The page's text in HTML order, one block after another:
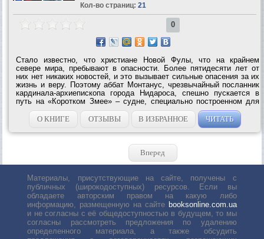
Кол-во страниц: 21
0
Стало известно, что христиане Новой Фулы, что на крайнем
севере мира, пребывают в опасности. Более пятидесяти лет от
них нет никаких новостей, и это вызывает сильные опасения за их
жизнь и веру. Поэтому аббат Монтанус, чрезвычайный посланник
кардинала-архиепископа города Нидароса, спешно пускается в
путь на «Коротком Змее» – судне, специально построенном для
плавания во льдах… «Короткий Змей», первый роман Бернара дю
Бушерона (р....
О КНИГЕ ОТЗЫВЫ В ИЗБРАННОЕ ЧИТАТЬ
Вперед
Материалы, присутствующие на сайте, получены с
публичных (широкодоступных) ресурсов. Если вы
обладаете авторским правом на какую либо
информацию, размещенную на сайте booksonline.com.ua
и не согласны с её общедоступностью в будущем, то мы
согласны рассмотреть предложения по удалению
определенного материала, а также обсудить